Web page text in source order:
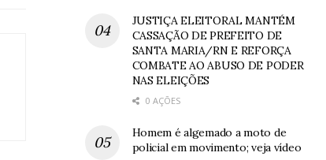
JUSTIÇA ELEITORAL MANTÉM
CASSAÇÃO DE PREFEITO DE
SANTA MARIA/RN E REFORÇA
COMBATE AO ABUSO DE PODER
NAS ELEIÇÕES
0 AÇÕES
Homem é algemado a moto de
policial em movimento; veja vídeo